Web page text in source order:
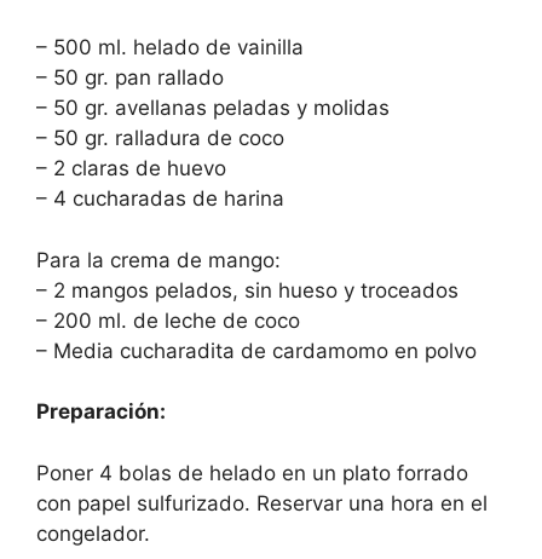
– 500 ml. helado de vainilla
– 50 gr. pan rallado
– 50 gr. avellanas peladas y molidas
– 50 gr. ralladura de coco
– 2 claras de huevo
– 4 cucharadas de harina
Para la crema de mango:
– 2 mangos pelados, sin hueso y troceados
– 200 ml. de leche de coco
– Media cucharadita de cardamomo en polvo
Preparación:
Poner 4 bolas de helado en un plato forrado
con papel sulfurizado. Reservar una hora en el
congelador.